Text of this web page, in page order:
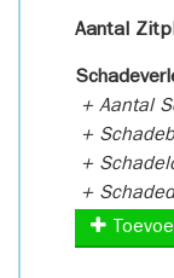
Aantal
+ Aantal
+
+
+